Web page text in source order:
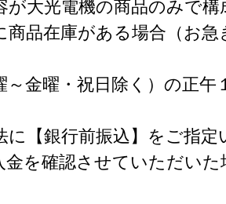
大光電機の商品のみで構
品在庫がある場合（お急
金曜・祝日除く）の正午
【銀行前振込】をご指定
金を確認させていただいた